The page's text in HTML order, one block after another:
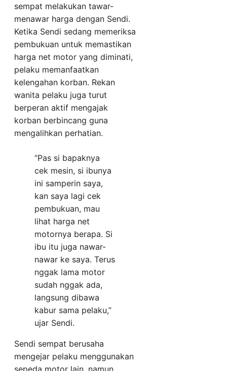
sempat melakukan tawar-
menawar harga dengan Sendi.
Ketika Sendi sedang memeriksa
pembukuan untuk memastikan
harga net motor yang diminati,
pelaku memanfaatkan
kelengahan korban. Rekan
wanita pelaku juga turut
berperan aktif mengajak
korban berbincang guna
mengalihkan perhatian.
“Pas si bapaknya
cek mesin, si ibunya
ini samperin saya,
kan saya lagi cek
pembukuan, mau
lihat harga net
motornya berapa. Si
ibu itu juga nawar-
nawar ke saya. Terus
nggak lama motor
sudah nggak ada,
langsung dibawa
kabur sama pelaku,”
ujar Sendi.
Sendi sempat berusaha
mengejar pelaku menggunakan
sepeda motor lain, namun